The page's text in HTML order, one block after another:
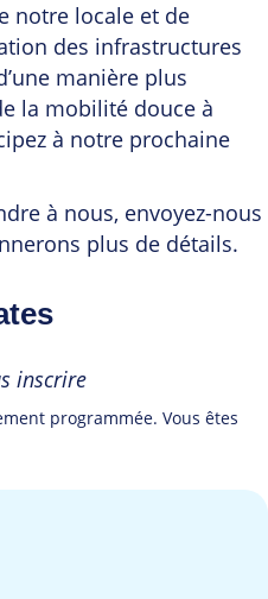
notre locale et de
des infrastructures
manière plus
la mobilité douce à
à notre prochaine
à nous, envoyez-nous
plus de détails.
inscrire
programmée. Vous êtes